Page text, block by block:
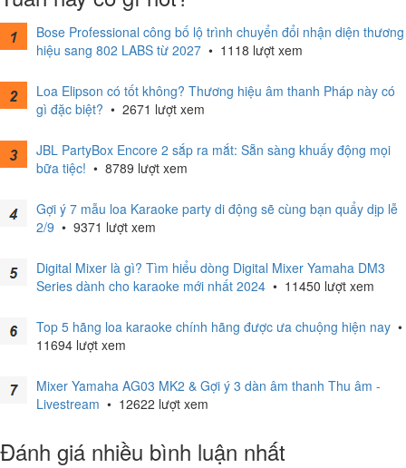
Bose Professional công bố lộ trình chuyển đổi nhận diện thương
hiệu sang 802 LABS từ 2027 • 1118 lượt xem
Loa Elipson có tốt không? Thương hiệu âm thanh Pháp này có
gì đặc biệt? • 2671 lượt xem
JBL PartyBox Encore 2 sắp ra mắt: Sẵn sàng khuấy động mọi
bữa tiệc! • 8789 lượt xem
Gợi ý 7 mẫu loa Karaoke party di động sẽ cùng bạn quẩy dịp lễ
2/9 • 9371 lượt xem
Digital Mixer là gì? Tìm hiểu dòng Digital Mixer Yamaha DM3
Series dành cho karaoke mới nhất 2024 • 11450 lượt xem
Top 5 hãng loa karaoke chính hãng được ưa chuộng hiện nay •
11694 lượt xem
Mixer Yamaha AG03 MK2 & Gợi ý 3 dàn âm thanh Thu âm -
Livestream • 12622 lượt xem
Đánh giá nhiều bình luận nhất